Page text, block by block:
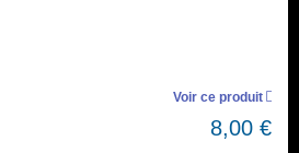
Voir ce produit
8,00 €